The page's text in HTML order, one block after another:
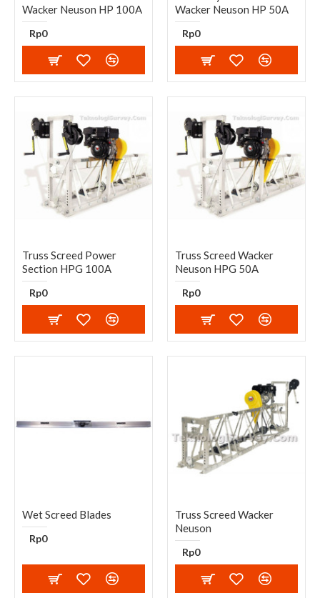
Wacker Neuson HP 100A
Rp0
Wacker Neuson HP 50A
Rp0
Truss Screed Power
Section HPG 100A
Rp0
Truss Screed Wacker
Neuson HPG 50A
Rp0
Wet Screed Blades
Rp0
Truss Screed Wacker
Neuson
Rp0